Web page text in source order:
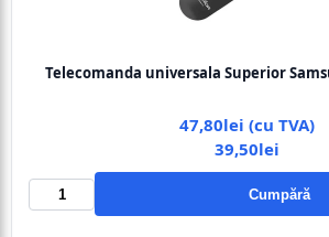
Telecomanda universala Superior
47,80lei (cu TVA)
39,50lei
Cumpără